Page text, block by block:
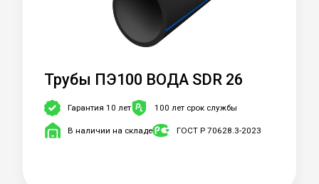
Трубы ПЭ100 ВОДА SDR 26
Гарантия 10 лет 100 лет срок службы
В наличии на складе ГОСТ Р 70628.3-2023